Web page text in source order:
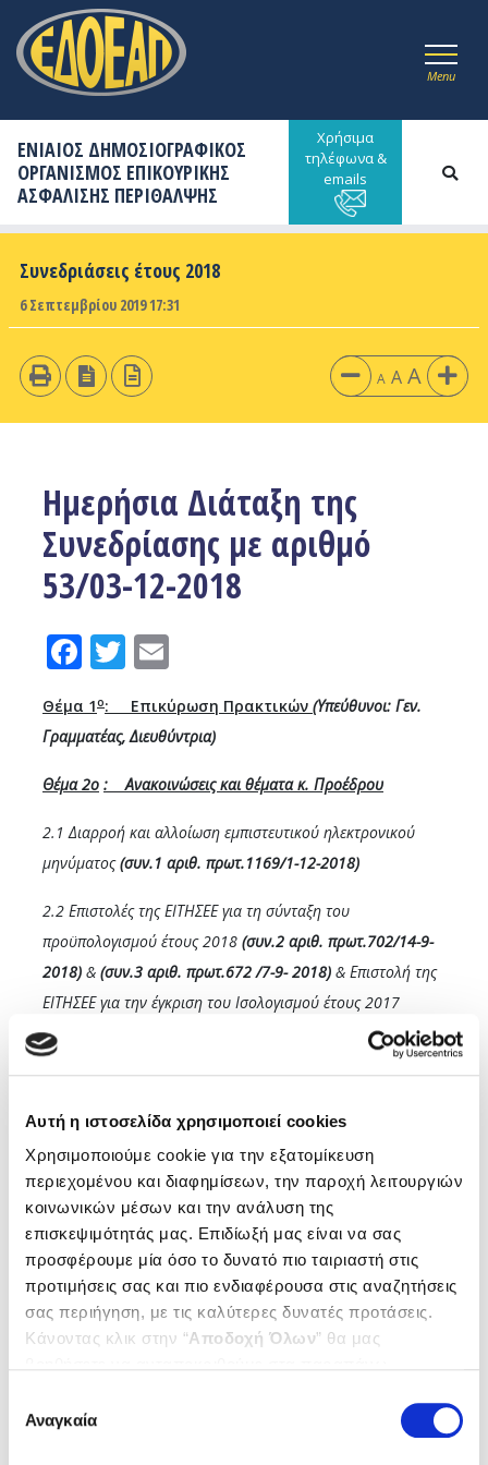
Αυτή η ιστοσελίδα χρησιμοποιεί cookies
Χρησιμοποιούμε cookie για την εξατομίκευση
περιεχομένου και διαφημίσεων, την παροχή λειτουργιών
κοινωνικών μέσων και την ανάλυση της
επισκεψιμότητάς μας. Επιδίωξή μας είναι να σας
προσφέρουμε μία όσο το δυνατό πιο ταιριαστή στις
προτιμήσεις σας και πιο ενδιαφέρουσα στις αναζητήσεις
σας περιήγηση, με τις καλύτερες δυνατές προτάσεις.
Κάνοντας κλικ στην “Αποδοχή Όλων” θα μας
ενδιαφέρουν και να επιλέξετε από τα παρακάτω με την
”. Μπορείτε να ενημερωθείτε
συγκατάθεσης
Αναγκαία
Menu
ΕΝΙΑΙΟΣ ΔΗΜΟΣΙΟΓΡΑΦΙΚΟΣ
ΟΡΓΑΝΙΣΜΟΣ ΕΠΙΚΟΥΡΙΚΗΣ
ΑΣΦΑΛΙΣΗΣ ΠΕΡΙΘΑΛΨΗΣ
Χρήσιμα
τηλέφωνα &
emails
Συνεδριάσεις έτους 2018
6 Σεπτεμβρίου 2019 17:31
A A A
Ημερήσια Διάταξη της
Συνεδρίασης με αριθμό
53/03-12-2018
Facebook
Twitter
Θέμα 1ο: Επικύρωση Πρακτικών (Υπεύθυνοι: Γεν.
Γραμματέας, Διευθύντρια)
Θέμα 2o : Ανακοινώσεις και θέματα κ. Προέδρου
2.1Διαρροή και αλλοίωση εμπιστευτικού ηλεκτρονικού
μηνύματος(συν.1 αριθ. πρωτ.1169/1-12-2018)
2.2 Επιστολές της ΕΙΤΗΣΕΕ για τη σύνταξη του
προϋπολογισμού έτους 2018 (συν.2 αριθ. πρωτ.702/14-9-
2018) & (συν.3 αριθ. πρωτ.672 /7-9- 2018) & Επιστολή της
ΕΙΤΗΣΕΕ για την έγκριση του Ισολογισμού έτους 2017
(συν.4 αριθ. πρωτ.748/20-9-2018)
2.3 Επιστολή της ΕΙΤΗΣΕΕ για τη σύναψη σύμβασης με
νοσηλευτικά ιδρύματα
(συν.5 αριθ. πρωτ.1057/14-11-
2.4 Επιστολή κ. Καρούτζου(συν.6 αριθ. πρωτ.1032/9-11-
2018)
2.5 Επιστολή κας Αντωνιάδου(συν.7 αριθ. πρωτ.755/24-9-
2018)